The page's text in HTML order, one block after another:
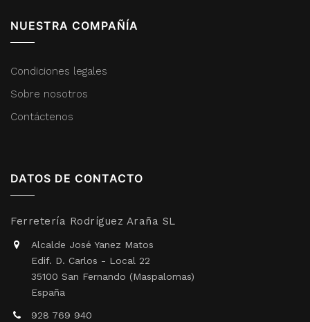
NUESTRA COMPAÑÍA
Condiciones legales
Sobre nosotros
Contáctenos
DATOS DE CONTACTO
Ferretería Rodríguez Araña SL
Alcalde José Yanez Matos
Edif. D. Carlos - Local 22
35100 San Fernando (Maspalomas)
España
928 769 940